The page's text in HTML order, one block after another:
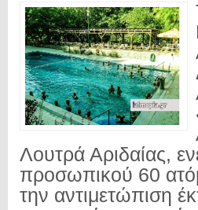
Λουτρά Αριδαίας,
προσωπικού 60
την αντιμετώπιση